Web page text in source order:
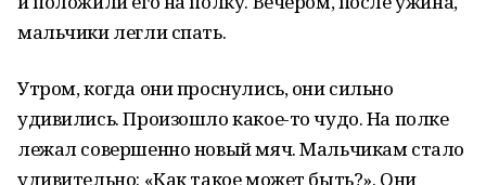
мальчики легли спать.
Утром, когда они проснулись, они сильно
удивились. Произошло какое-то чудо. На полке
лежал совершенно новый мяч. Мальчикам стало
удивительно: «Как такое может быть?». Они